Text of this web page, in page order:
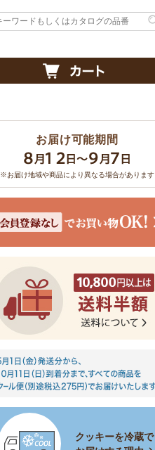
お届け可能期間
※お届け地域や商品により異なる場合があります
クッキーを冷蔵で